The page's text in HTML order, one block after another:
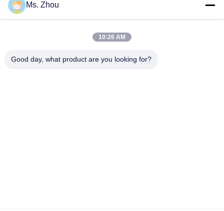
पता
Ms. Zhou
10:26 AM
Good day, what product are you looking for?